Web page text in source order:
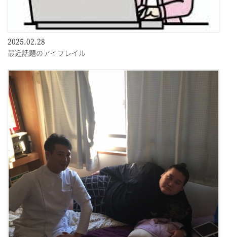
2025.02.28
最近話題のアイフレイル